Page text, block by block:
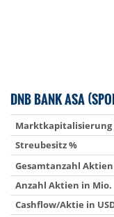
DNB BANK ASA
Marktkapitalisierung
Streubesitz %
Gesamtanzahl
Anzahl Aktien in Mio.
Cashflow/Aktie in